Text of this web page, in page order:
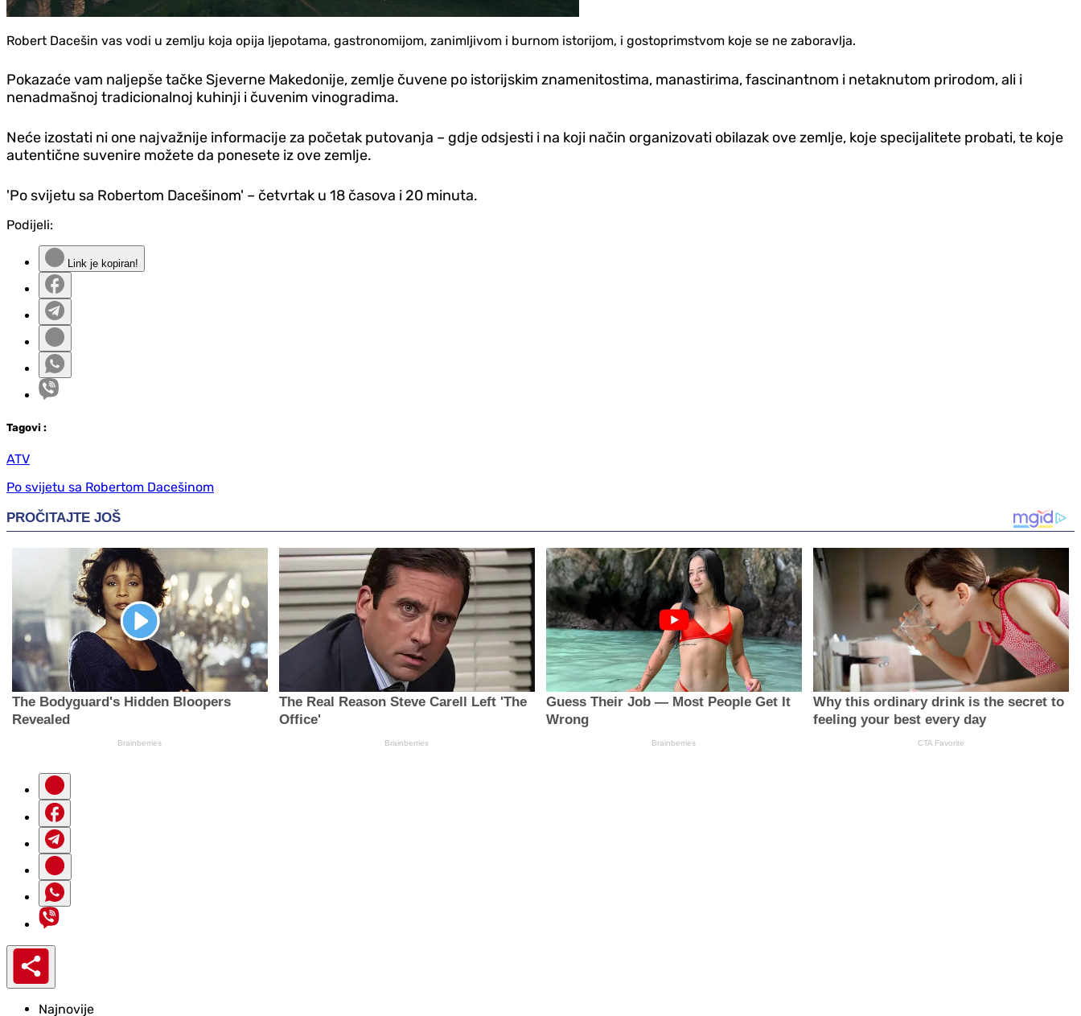
Robert Dacešin vas vodi u zemlju koja opija ljepotama, gastronomijom, zanimljivom i burnom istorijom, i gostoprimstvom koje se ne zaboravlja.
Pokazaće vam naljepše tačke Sjeverne Makedonije, zemlje čuvene po istorijskim znamenitostima, manastirima, fascinantnom i netaknutom prirodom, ali i
nenadmašnoj tradicionalnoj kuhinji i čuvenim vinogradima.
Neće izostati ni one najvažnije informacije za početak putovanja – gdje odsjesti i na koji način organizovati obilazak ove zemlje, koje specijalitete probati, te koje
autentične suvenire možete da ponesete iz ove zemlje.
'Po svijetu sa Robertom Dacešinom' – četvrtak u 18 časova i 20 minuta.
Podijeli:
Link je kopiran!
Tagovi :
ATV
Po svijetu sa Robertom Dacešinom
Najnovije